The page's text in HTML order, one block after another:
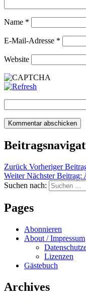
Name *
E-Mail-Adresse *
Website
Zurück Vorheriger
Weiter Nächster Beitrag:
Suchen nach:
Pages
Abonnieren
About / Impressum
Lizenzen
Gästebuch
Archives